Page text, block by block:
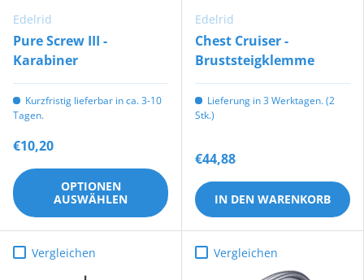
Edelrid
Pure Screw III -
Karabiner
Kurzfristig lieferbar in ca. 3-10
Tagen.
€10,20
OPTIONEN
AUSWÄHLEN
Edelrid
Chest Cruiser -
Bruststeigklemme
Lieferung in 3 Werktagen. (2
Stk.)
€44,88
IN DEN WARENKORB
Vergleichen Vergleichen